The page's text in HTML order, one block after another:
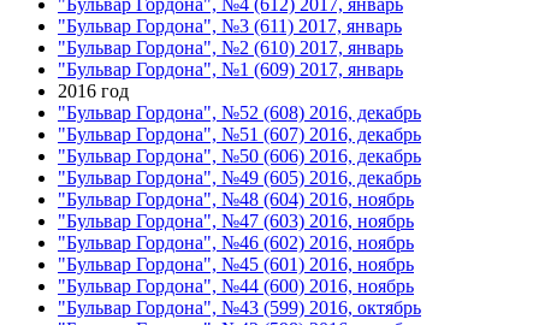
"Бульвар Гордона", №4 (612) 2017, январь
"Бульвар Гордона", №3 (611) 2017, январь
"Бульвар Гордона", №2 (610) 2017, январь
"Бульвар Гордона", №1 (609) 2017, январь
2016 год
"Бульвар Гордона", №52 (608) 2016, декабрь
"Бульвар Гордона", №51 (607) 2016, декабрь
"Бульвар Гордона", №50 (606) 2016, декабрь
"Бульвар Гордона", №49 (605) 2016, декабрь
"Бульвар Гордона", №48 (604) 2016, ноябрь
"Бульвар Гордона", №47 (603) 2016, ноябрь
"Бульвар Гордона", №46 (602) 2016, ноябрь
"Бульвар Гордона", №45 (601) 2016, ноябрь
"Бульвар Гордона", №44 (600) 2016, ноябрь
"Бульвар Гордона", №43 (599) 2016, октябрь